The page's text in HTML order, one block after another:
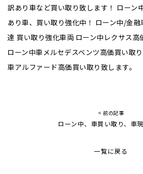
訳あり車など買い取り致します！ ローン
あり車、買い取り強化中！ ローン中/金
達 買い取り強化車両 ローン中レクサス高
ローン中車メルセデスベンツ高価買い取
車アルファード高価買い取り致します。
< 前の記事
ローン中、車買い取り、車
一覧に戻る